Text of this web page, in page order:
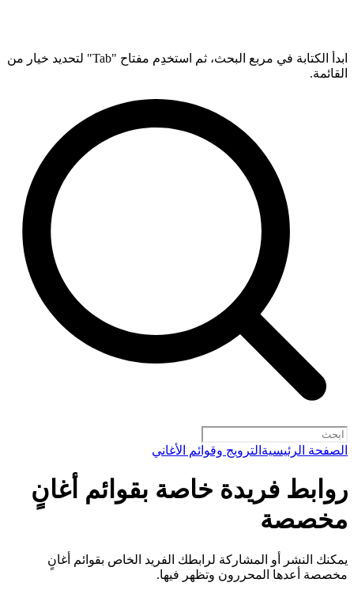
ابدأ الكتابة في مربع البحث، ثم استخدِم مفتاح "Tab" لتحديد خيار من
القائمة.
الصفحة الرئيسية الترويج وقوائم الأغاني
روابط فريدة خاصة بقوائم أغانٍ
مخصصة
يمكنك النشر أو المشاركة لرابطك الفريد الخاص بقوائم أغانٍ
مخصصة أعدها المحررون وتظهر فيها.